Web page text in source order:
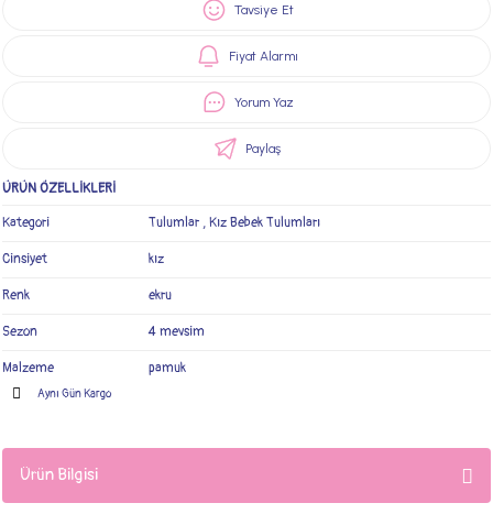
Tavsiye Et
Fiyat Alarmı
Yorum Yaz
Paylaş
ÜRÜN ÖZELLİKLERİ
Kategori Tulumlar ,Kız Bebek Tulumları
Cinsiyet kız
Renk ekru
Sezon 4 mevsim
Malzeme pamuk
Aynı Gün Kargo
Ürün Bilgisi